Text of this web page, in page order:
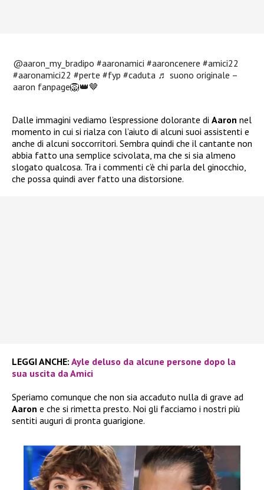
@aaron_my_bradipo #aaronamici #aaroncenere #amici22
#aaronamici22 #perte #fyp #caduta ♬ suono originale –
aaron fanpage🦁👑🤎
Dalle immagini vediamo l’espressione dolorante di Aaron nel
momento in cui si rialza con l’aiuto di alcuni suoi assistenti e
anche di alcuni soccorritori. Sembra quindi che il cantante non
abbia fatto una semplice scivolata, ma che si sia almeno
slogato qualcosa. Tra i commenti c’è chi parla del ginocchio,
che possa quindi aver fatto una distorsione.
LEGGI ANCHE: Ayle deluso da alcune persone dopo la
sua uscita da Amici
Speriamo comunque che non sia accaduto nulla di grave ad
Aaron e che si rimetta presto. Noi gli facciamo i nostri più
sentiti auguri di pronta guarigione.